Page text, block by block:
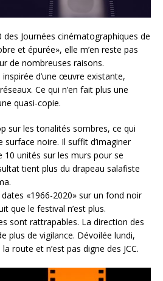
des Journées cinématographiques de
et épurée», elle m’en reste pas
de nombreuses raisons.
inspirée d’une œuvre existante,
Ce qui n’en fait plus une
quasi-copie.
sur les tonalités sombres, ce qui
noire. Il suffit d’imaginer
unités sur les murs pour se
tient plus du drapeau salafiste
«1966-2020» sur un fond noir
que le festival n’est plus.
sont rattrapables. La direction des
plus de vigilance. Dévoilée lundi,
route et n’est pas digne des JCC.